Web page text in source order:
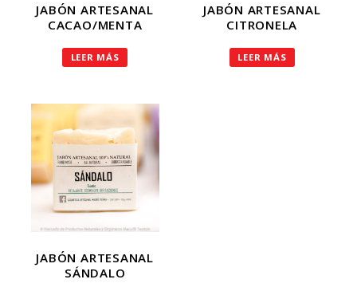
JABÓN ARTESANAL
CACAO/MENTA
LEER MÁS
JABÓN ARTESANAL
CITRONELA
LEER MÁS
JABÓN ARTESANAL
SÁNDALO